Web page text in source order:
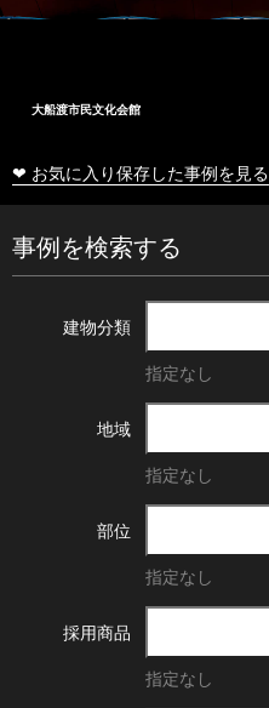
大船渡市民文化会館
❤ お気に入り保存した事例を見る
事例を検索する
建物分類
指定なし
地域
指定なし
部位
指定なし
採用商品
指定なし